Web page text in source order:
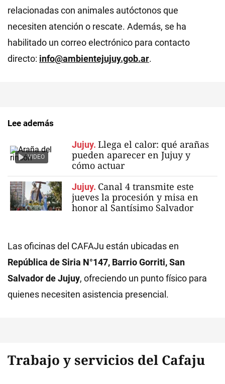
relacionadas con animales autóctonos que
necesiten atención o rescate. Además, se ha
habilitado un correo electrónico para contacto
directo: info@ambientejujuy.gob.ar.
Lee además
VIDEO
Jujuy. Llega el calor: qué arañas
pueden aparecer en Jujuy y
cómo actuar
Jujuy. Canal 4 transmite este
jueves la procesión y misa en
honor al Santísimo Salvador
Las oficinas del CAFAJu están ubicadas en
República de Siria N°147, Barrio Gorriti, San
Salvador de Jujuy, ofreciendo un punto físico para
quienes necesiten asistencia presencial.
Trabajo y servicios del Cafaju